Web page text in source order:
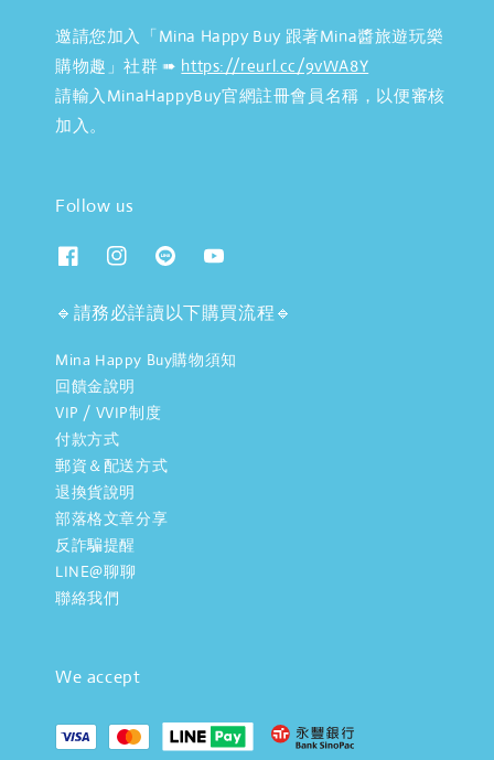
邀請您加入「Mina Happy Buy 跟著Mina醬旅遊玩樂
購物趣」社群 ➠ https://reurl.cc/9vWA8Y
請輸入MinaHappyBuy官網註冊會員名稱，以便審核
加入。
Follow us
🔹請務必詳讀以下購買流程🔹
Mina Happy Buy購物須知
回饋金說明
VIP / VVIP制度
付款方式
郵資＆配送方式
退換貨說明
部落格文章分享
反詐騙提醒
LINE@聊聊
聯絡我們
We accept